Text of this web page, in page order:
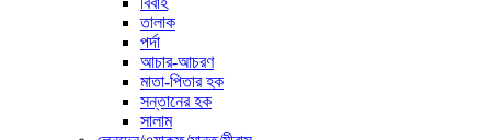
তালাক
পর্দা
আচার-আচরণ
মাতা-পিতার হক
সন্তানের হক
সালাম